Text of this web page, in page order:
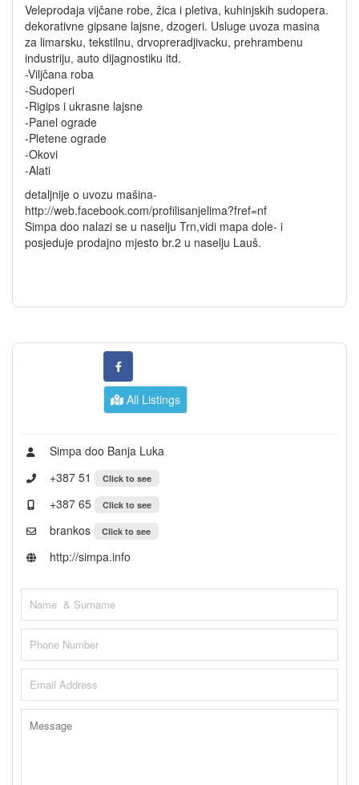
Veleprodaja vijčane robe, žica i pletiva, kuhinjskih sudopera.
dekorativne gipsane lajsne, dzogeri. Usluge uvoza masina
za limarsku, tekstilnu, drvopreradjivacku, prehrambenu
industriju, auto dijagnostiku itd.
-Viljčana roba
-Sudoperi
-Rigips i ukrasne lajsne
-Panel ograde
-Pletene ograde
-Okovi
-Alati
detaljnije o uvozu mašina-
http://web.facebook.com/profilisanjelima?fref=nf
Simpa doo nalazi se u naselju Trn,vidi mapa dole- i
posjeduje prodajno mjesto br.2 u naselju Lauš.
All Listings
Simpa doo Banja Luka
+387 51
Click to see
+387 65 Click to see
brankos Click to see
http://simpa.info